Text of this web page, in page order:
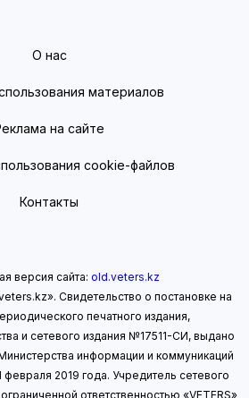
О нас
материалов
на сайте
cookie-файлов
Контакты
версия сайта: old.veters.kz
Свидетельство о постановке на
печатного издания,
и сетевого издания №17511-СИ, выдано
информации и коммуникаций
февраля 2019 года. Учредитель сетевого
ответственностью «VETERS»